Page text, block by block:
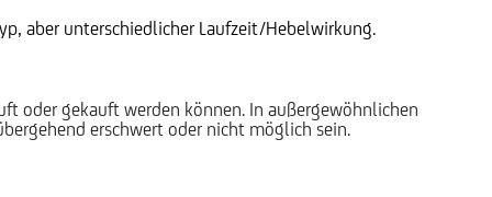
aber unterschiedlicher Laufzeit/Hebelwirkung.
oder gekauft werden können. In außergewöhnlichen
erschwert oder nicht möglich sein.